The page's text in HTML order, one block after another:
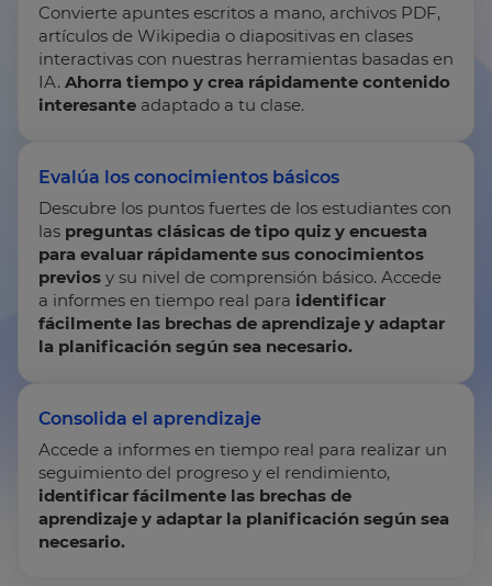
Convierte apuntes escritos a mano, archivos PDF,
artículos de Wikipedia o diapositivas en clases
interactivas con nuestras herramientas basadas en
IA. Ahorra tiempo y crea rápidamente contenido
interesante adaptado a tu clase.
Evalúa los conocimientos básicos
Descubre los puntos fuertes de los estudiantes con
las preguntas clásicas de tipo quiz y encuesta
para evaluar rápidamente sus conocimientos
previos y su nivel de comprensión básico. Accede
a informes en tiempo real para identificar
fácilmente las brechas de aprendizaje y adaptar
la planificación según sea necesario.
Consolida el aprendizaje
Accede a informes en tiempo real para realizar un
seguimiento del progreso y el rendimiento,
identificar fácilmente las brechas de
aprendizaje y adaptar la planificación según sea
necesario.
will
set
your
country
for
Language
Choose
your
preferred
language
for
the
site.
This
will
update
pricing
across